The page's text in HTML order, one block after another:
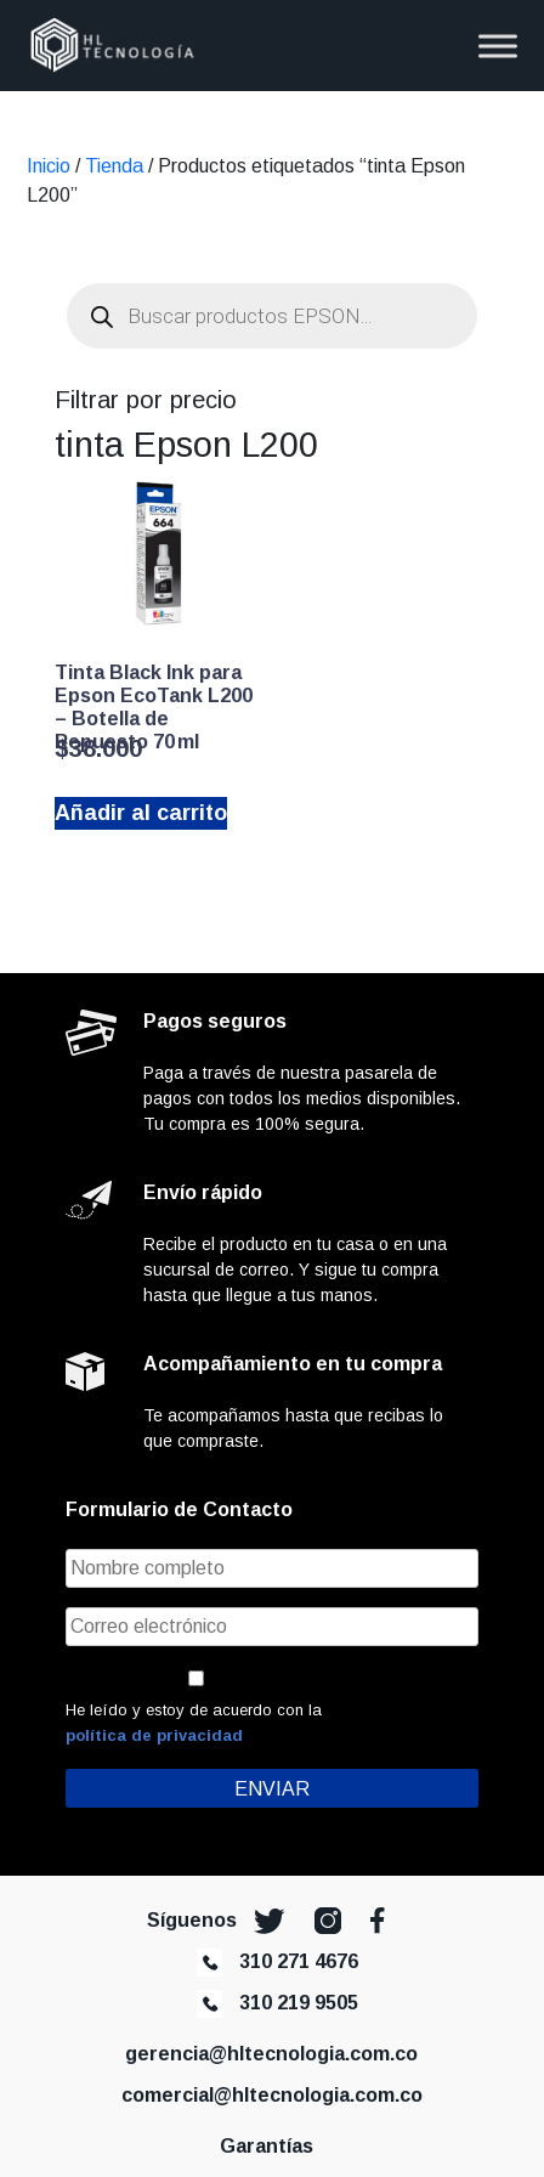
Inicio / Tienda / Productos etiquetados “tinta Epson
L200”
productos
Filtrar por precio
tinta Epson L200
Tinta Black Ink para
Epson EcoTank L200
– Botella de
Repuesto 70 ml
$38.000
Añadir al carrito
Pagos seguros
Paga a través de nuestra pasarela de
pagos con todos los medios disponibles.
Tu compra es 100% segura.
Envío rápido
Recibe el producto en tu casa o en una
sucursal de correo. Y sigue tu compra
hasta que llegue a tus manos.
Acompañamiento en tu compra
Te acompañamos hasta que recibas lo
que compraste.
Formulario de Contacto
He leído y estoy de acuerdo con la
política de privacidad
Síguenos
310 271 4676
310 219 9505
gerencia@hltecnologia.com.co
comercial@hltecnologia.com.co
Garantías